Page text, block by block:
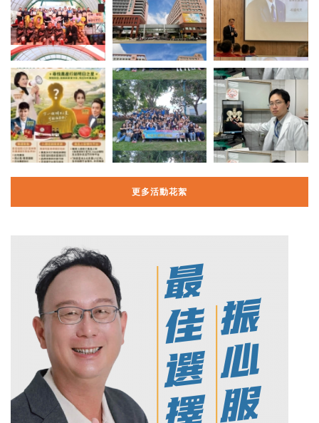
更多活動花絮